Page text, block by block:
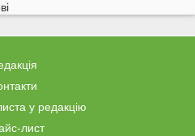
масштабні обшуки у
магнітна буря: названі
у редакцію
лист